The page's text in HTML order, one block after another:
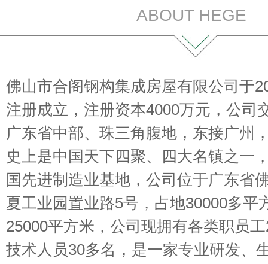
ABOUT HEGE
佛山市合阁钢构集成房屋有限公司于
注册成立，注册资本4000万元，公司
广东省中部、珠三角腹地，东接广州
史上是中国天下四聚、四大名镇之一
国先进制造业基地，公司位于广东省
夏工业园置业路5号，占地30000多平
25000平方米，公司现拥有各类职员
技术人员30多名，是一家专业研发、